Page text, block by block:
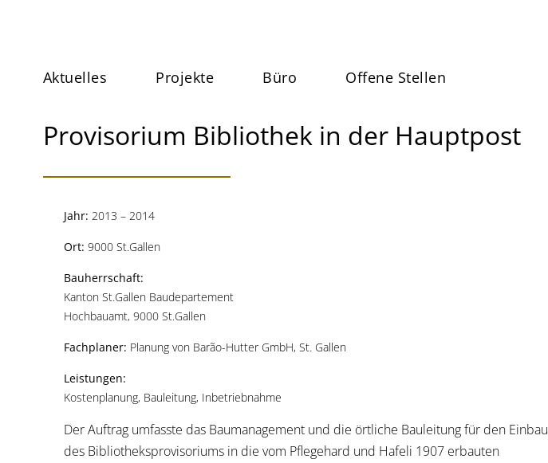
Aktuelles Projekte Büro Offene Stellen
Provisorium Bibliothek in der Hauptpost
Jahr: 2013 – 2014
Ort: 9000 St.Gallen
Bauherrschaft:
Kanton St.Gallen Baudepartement
Hochbauamt, 9000 St.Gallen
Fachplaner: Planung von Barão-Hutter GmbH, St. Gallen
Leistungen:
Kostenplanung, Bauleitung, Inbetriebnahme
Der Auftrag umfasste das Baumanagement und die örtliche Bauleitung für den Einbau
des Bibliotheksprovisoriums in die vom Pflegehard und Hafeli 1907 erbauten